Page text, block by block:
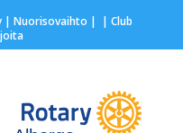
| Nuorisovaihto | | Club